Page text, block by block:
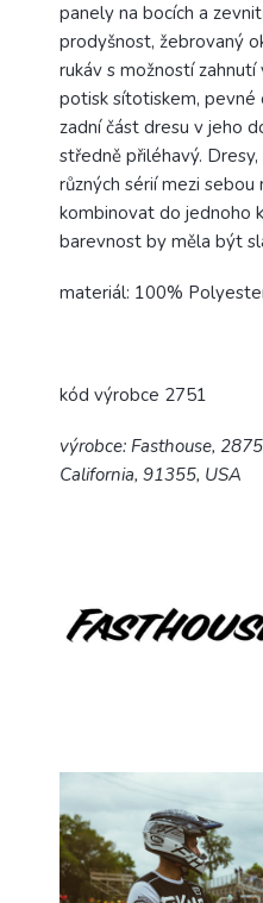
panely na bocích a
prodyšnost, žebrovaný
rukáv s možností
potisk sítotiskem, pevné
zadní část dresu v jeho
středně přiléhavý.
různých sérií mezi
kombinovat do jednoho
barevnost by měla být
materiál: 100%
kód výrobce 2751
výrobce: Fasthouse,
California, 91355, USA